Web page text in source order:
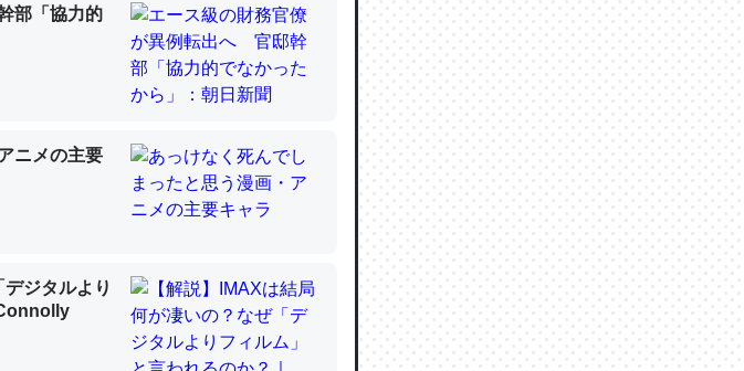
なぜ海にいないのか」に関する新仮説
て両方に不利だから両方が拮抗してるので
ガニ・ウミグモ）はカルシウムを使わずキ
部「協力的
ニメの主要
ジタルより